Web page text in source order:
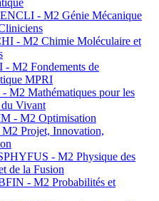
- M2 Génie Mécanique
- M2 Chimie Moléculaire et
- M2 Fondements de
MPRI
M2 Mathématiques pour les
du Vivant
- M2 Optimisation
Projet, Innovation,
- M2 Physique des
de la Fusion
- M2 Probabilités et